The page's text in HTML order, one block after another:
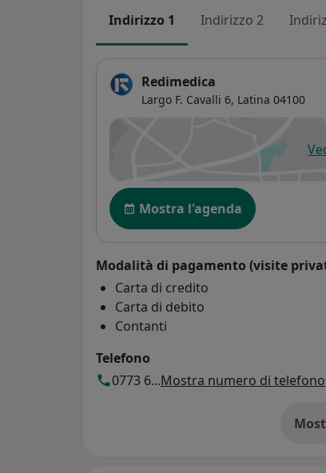
Indirizzo 1 Indirizzo 2
Redimedica
Largo F. Cavalli 6, Latina 04100
Disponibilità
Mostra l'agenda
Modalità di pagamento (visite
Carta di credito
Carta di debito
Contanti
Telefono
0773 6...Mostra numero di telefono